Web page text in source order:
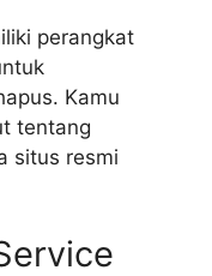
perangkat
Kamu
tentang
situs resmi